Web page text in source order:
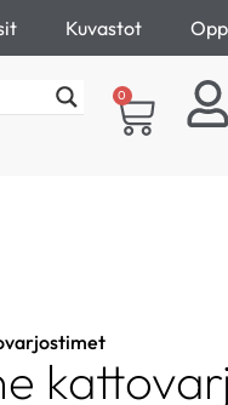
Kuvastot
0